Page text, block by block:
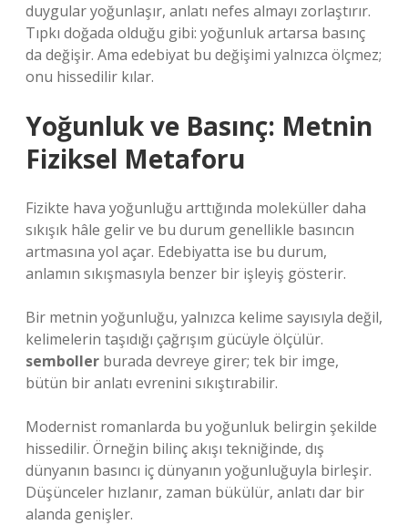
duygular yoğunlaşır, anlatı nefes almayı zorlaştırır.
Tıpkı doğada olduğu gibi: yoğunluk artarsa basınç
da değişir. Ama edebiyat bu değişimi yalnızca ölçmez;
onu hissedilir kılar.
Yoğunluk ve Basınç: Metnin
Fiziksel Metaforu
Fizikte hava yoğunluğu arttığında moleküller daha
sıkışık hâle gelir ve bu durum genellikle basıncın
artmasına yol açar. Edebiyatta ise bu durum,
anlamın sıkışmasıyla benzer bir işleyiş gösterir.
Bir metnin yoğunluğu, yalnızca kelime sayısıyla değil,
kelimelerin taşıdığı çağrışım gücüyle ölçülür.
semboller burada devreye girer; tek bir imge,
bütün bir anlatı evrenini sıkıştırabilir.
Modernist romanlarda bu yoğunluk belirgin şekilde
hissedilir. Örneğin bilinç akışı tekniğinde, dış
dünyanın basıncı iç dünyanın yoğunluğuyla birleşir.
Düşünceler hızlanır, zaman bükülür, anlatı dar bir
alanda genişler.